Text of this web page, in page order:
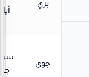
بري
جوي